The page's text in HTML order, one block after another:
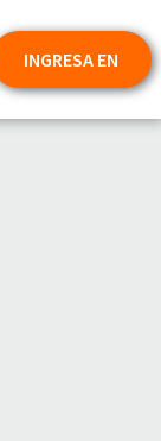
INGRESA EN